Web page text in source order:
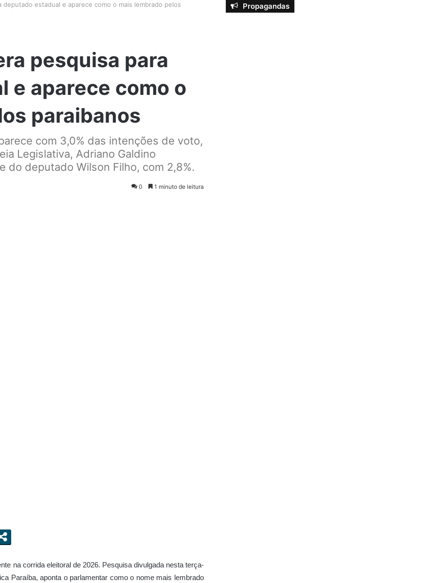
estadual e aparece como o mais lembrado pelos
pesquisa para
e aparece como o
paraibanos
com 3,0% das intenções de voto,
Legislativa, Adriano Galdino
do deputado Wilson Filho, com 2,8%.
0 1 minuto de leitura
na corrida eleitoral de 2026. Pesquisa divulgada nesta terça-
Paraíba, aponta o parlamentar como o nome mais lembrado
Propagandas